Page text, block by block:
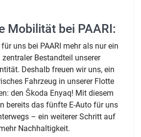
Mobilität bei PAARI:
uns bei PAARI mehr als nur ein
Bestandteil unserer
Deshalb freuen wir uns, ein
Fahrzeug in unserer Flotte
den Škoda Enyaq! Mit diesem
bereits das fünfte E-Auto für uns
– ein weiterer Schritt auf
Nachhaltigkeit.